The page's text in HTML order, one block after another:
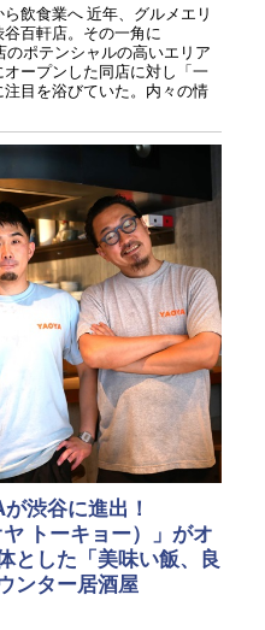
飲食業へ 近年、グルメエリ
百軒店。その一角に
のポテンシャルの高いエリア
ープンした同店に対し「一
目を浴びていた。内々の情
渋谷に進出！
トーキョー）」がオ
とした「美味い飯、良
ンター居酒屋